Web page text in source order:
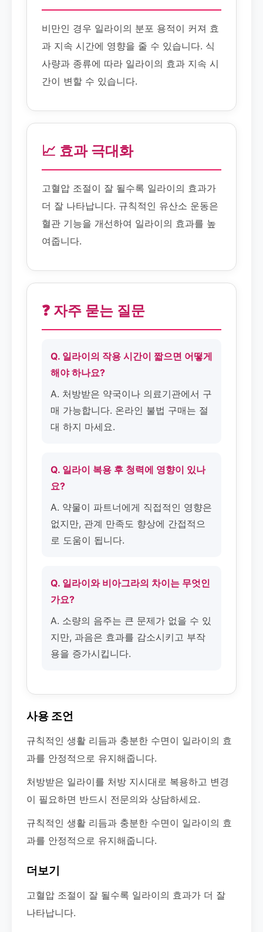
비만인 경우 일라이의 분포 용적이 커져 효
과 지속 시간에 영향을 줄 수 있습니다. 식
사량과 종류에 따라 일라이의 효과 지속 시
간이 변할 수 있습니다.
📈 효과 극대화
고혈압 조절이 잘 될수록 일라이의 효과가
더 잘 나타납니다. 규칙적인 유산소 운동은
혈관 기능을 개선하여 일라이의 효과를 높
여줍니다.
❓ 자주 묻는 질문
Q. 일라이의 작용 시간이 짧으면 어떻게
해야 하나요?
A. 처방받은 약국이나 의료기관에서 구
매 가능합니다. 온라인 불법 구매는 절
대 하지 마세요.
Q. 일라이 복용 후 청력에 영향이 있나
요?
A. 약물이 파트너에게 직접적인 영향은
없지만, 관계 만족도 향상에 간접적으
로 도움이 됩니다.
Q. 일라이와 비아그라의 차이는 무엇인
가요?
A. 소량의 음주는 큰 문제가 없을 수 있
지만, 과음은 효과를 감소시키고 부작
용을 증가시킵니다.
사용 조언
규칙적인 생활 리듬과 충분한 수면이 일라이의 효
과를 안정적으로 유지해줍니다.
처방받은 일라이를 처방 지시대로 복용하고 변경
이 필요하면 반드시 전문의와 상담하세요.
규칙적인 생활 리듬과 충분한 수면이 일라이의 효
과를 안정적으로 유지해줍니다.
더보기
고혈압 조절이 잘 될수록 일라이의 효과가 더 잘
나타납니다.